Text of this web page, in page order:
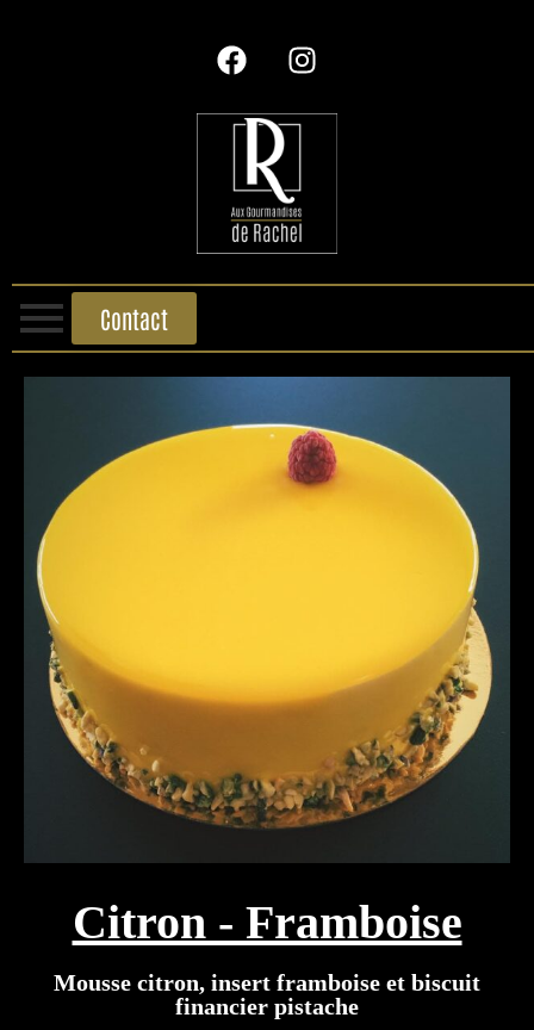
Contact
Citron - Framboise
Mousse citron, insert framboise et biscuit
financier pistache